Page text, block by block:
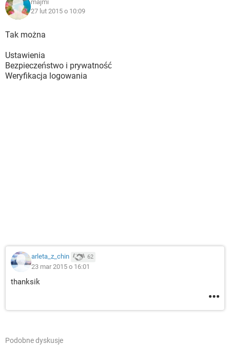
majmi
27 lut 2015 o 10:09
Tak można
Ustawienia
Bezpieczeństwo i prywatność
Weryfikacja logowania
arleta_z_chin 62
23 mar 2015 o 16:01
thanksik
Podobne dyskusje